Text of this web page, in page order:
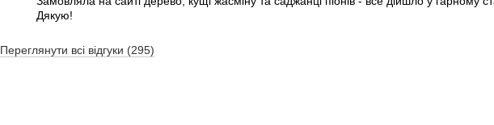
Дякую!
Переглянути всі відгуки (295)